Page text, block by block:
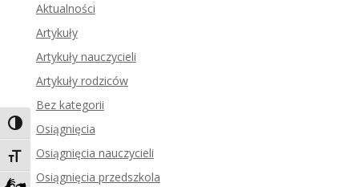
Toggle High Contrast
Toggle Font size
Aktualności
Artykuły
Artykuły nauczycieli
Artykuły rodziców
Bez kategorii
Osiągnięcia
Osiągnięcia nauczycieli
Osiągnięcia przedszkola